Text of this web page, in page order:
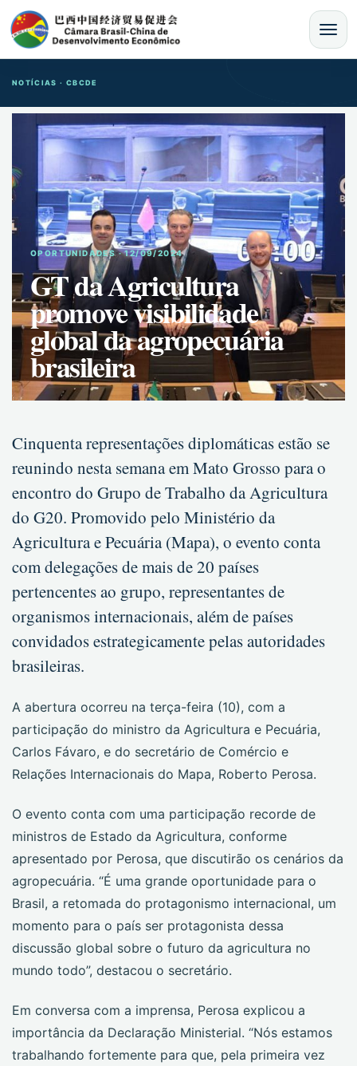
MENU
NOTÍCIAS · CBCDE
OPORTUNIDADES · 12/09/2024
GT da Agricultura
promove visibilidade
global da agropecuária
brasileira
Cinquenta representações diplomáticas estão se
reunindo nesta semana em Mato Grosso para o
encontro do Grupo de Trabalho da Agricultura
do G20. Promovido pelo Ministério da
Agricultura e Pecuária (Mapa), o evento conta
com delegações de mais de 20 países
pertencentes ao grupo, representantes de
organismos internacionais, além de países
convidados estrategicamente pelas autoridades
brasileiras.
A abertura ocorreu na terça-feira (10), com a
participação do ministro da Agricultura e Pecuária,
Carlos Fávaro, e do secretário de Comércio e
Relações Internacionais do Mapa, Roberto Perosa.
O evento conta com uma participação recorde de
ministros de Estado da Agricultura, conforme
apresentado por Perosa, que discutirão os cenários da
agropecuária. “É uma grande oportunidade para o
Brasil, a retomada do protagonismo internacional, um
momento para o país ser protagonista dessa
discussão global sobre o futuro da agricultura no
mundo todo”, destacou o secretário.
Em conversa com a imprensa, Perosa explicou a
importância da Declaração Ministerial. “Nós estamos
trabalhando fortemente para que, pela primeira vez